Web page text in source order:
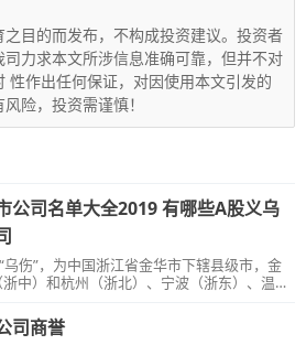
目的而发布，不构成投资建议。投资者
力求本文所涉信息准确可靠，但并不对
性作出任何保证，对因使用本文引发的
险，投资需谨慎！
公司名单大全2019 有哪些A股义乌
乌伤”，为中国浙江省金华市下辖县级市，金
中）和杭州（浙北）、宁波（浙东）、温州
一个有着诸多出众特质的城市----全国首个县
际贸易综合改革试验区,全国18个改革开放典
司商誉